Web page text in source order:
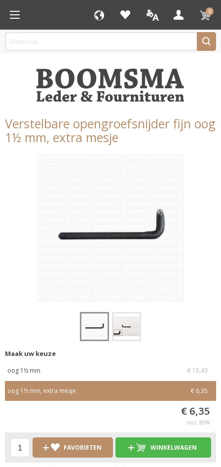
0
Verstelbare opengroefsnijder fijn oog
1½ mm, extra mesje
Maak uw keuze
oog 1½ mm € 15,43
oog 1½ mm, extra mesje € 6,35
€ 6,35
incl. BTW
FAVORIETEN WINKELWAGEN